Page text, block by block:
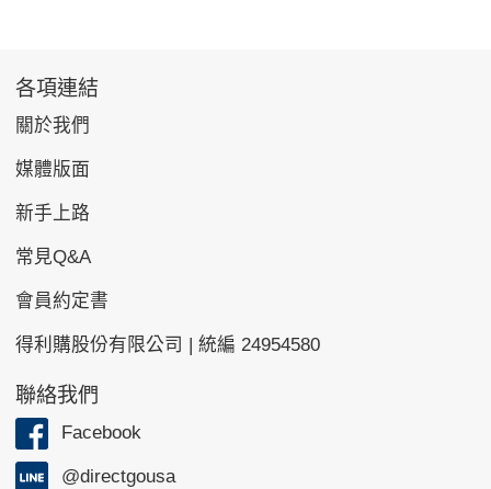
各項連結
關於我們
媒體版面
新手上路
常見Q&A
會員約定書
得利購股份有限公司 | 統編 24954580
聯絡我們
Facebook
@directgousa